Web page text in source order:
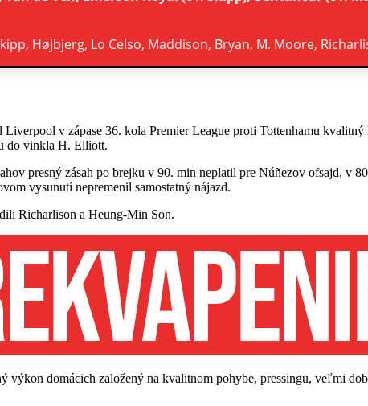
Højbjerg, Lo Celso, Maddison, Bryan, M. Moore,
v zápase 36. kola Premier League proti Tottenhamu
do vinkla H. Elliott.
presný zásah po brejku v 90. min neplatil pre Núñezov ofsajd, v
vysunutí nepremenil samostatný nájazd.
Richarlison a Heung-Min Son.
výkon domácich založený na kvalitnom pohybe, pressingu, veľmi